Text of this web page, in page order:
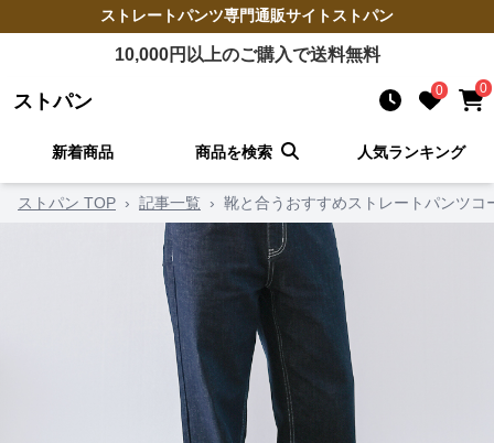
ストレートパンツ専門通販サイト ストパン
10,000円以上のご購入で送料無料
ストパン 0 0
新着商品 商品を検索 人気ランキング
ストパン TOP › 記事一覧 › 靴と合うおすすめストレートパンツコ